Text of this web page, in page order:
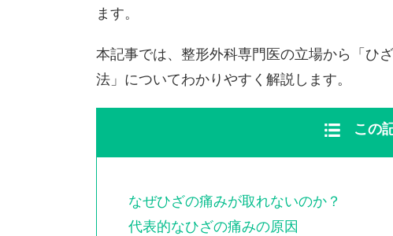
ます。
本記事では、整形外科専門医の立場から「ひ
法」についてわかりやすく解説します。
この
なぜひざの痛みが取れないのか？
代表的なひざの痛みの原因